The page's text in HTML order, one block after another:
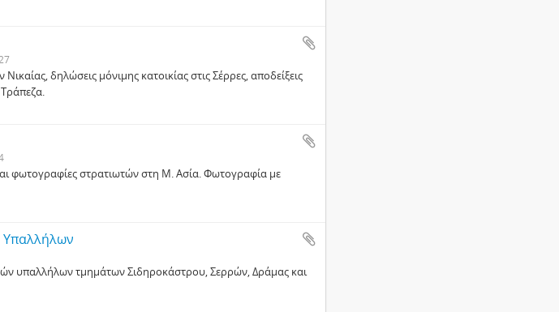
δηλώσεις μόνιμης κατοικίας στις Σέρρες, αποδείξεις
φωτογραφίες στρατιωτών στη Μ. Ασία. Φωτογραφία με
Υπαλλήλων
υπαλλήλων τμημάτων Σιδηροκάστρου, Σερρών, Δράμας και